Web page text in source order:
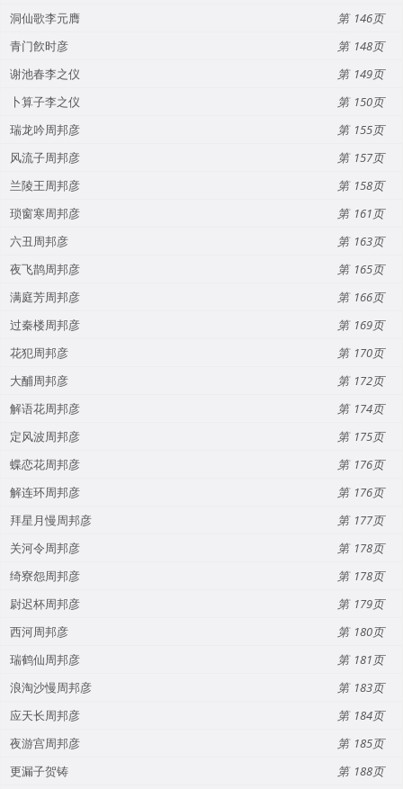
洞仙歌李元膺
146
青门飮时彦
148
谢池春李之仪
149
卜算子李之仪
150
瑞龙吟周邦彦
155
风流子周邦彦
157
兰陵王周邦彦
158
琐窗寒周邦彦
161
六丑周邦彦
163
夜飞鹊周邦彦
165
满庭芳周邦彦
166
过秦楼周邦彦
169
花犯周邦彦
170
大酺周邦彦
172
解语花周邦彦
174
定风波周邦彦
175
蝶恋花周邦彦
176
解连环周邦彦
176
拜星月慢周邦彦
177
关河令周邦彦
178
绮寮怨周邦彦
178
尉迟杯周邦彦
179
西河周邦彦
180
瑞鹤仙周邦彦
181
浪淘沙慢周邦彦
183
应天长周邦彦
184
夜游宫周邦彦
185
更漏子贺铸
188